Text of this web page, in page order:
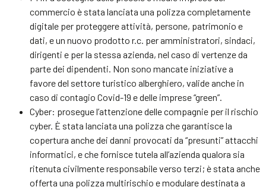
commercio è stata lanciata una polizza completamente
digitale per proteggere attività, persone, patrimonio e
dati, e un nuovo prodotto r.c. per amministratori, sindaci,
dirigenti e per la stessa azienda, nel caso di vertenze da
parte dei dipendenti. Non sono mancate iniziative a
favore del settore turistico alberghiero, valide anche in
caso di contagio Covid-19 e delle imprese “green”.
Cyber: prosegue l’attenzione delle compagnie per il rischio
cyber. È stata lanciata una polizza che garantisce la
copertura anche dei danni provocati da “presunti” attacchi
informatici, e che fornisce tutela all’azienda qualora sia
ritenuta civilmente responsabile verso terzi; è stata anche
offerta una polizza multirischio e modulare destinata a